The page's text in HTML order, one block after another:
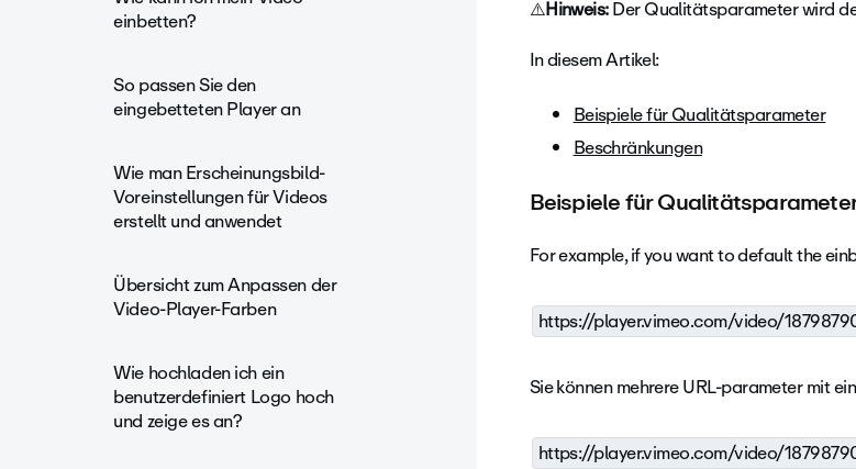
einbetten?
So passen Sie den
eingebetteten Player an
Wie man Erscheinungsbild-
Voreinstellungen für Videos
erstellt und anwendet
Übersicht zum Anpassen der
Video-Player-Farben
Wie hochladen ich ein
benutzerdefiniert Logo hoch
und zeige es an?
⚠️Hinweis:Der Qualitätsparameter wird
In diesem Artikel:
Beispiele für Qualitätsparameter
Beschränkungen
Beispiele für
For example, if you want to default the
https://player.vimeo.com/video/
Sie können mehrere URL-parameter mit
https://player.vimeo.com/video/